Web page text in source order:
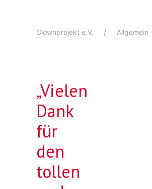
Clownprojekt e.V. Allgemein
„Vielen
Dank
für
den
tollen